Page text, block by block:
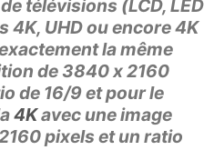
télévisions (LCD, LED
4K, UHD ou encore 4K
la même
de 3840 x 2160
de 16/9 et pour le
4Kavec une image
pixels et un ratio